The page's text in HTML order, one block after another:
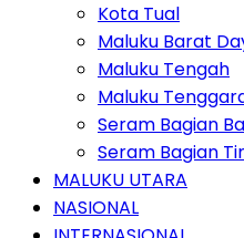
Kota Tual
Maluku Barat
Maluku Tengah
Maluku
Seram Bagian
Seram Bagian
MALUKU UTARA
NASIONAL